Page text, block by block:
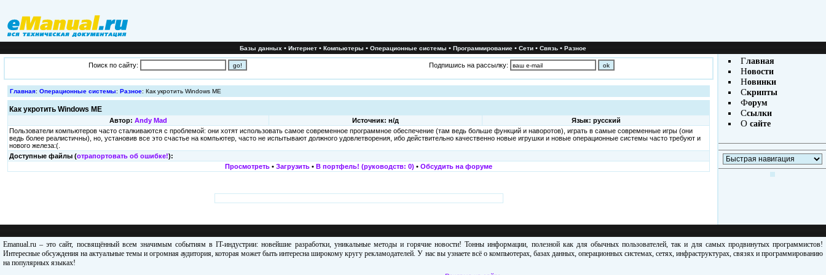
Базы данных•Интернет•Компьютеры•Операционные системы•Программирование•Сети•Связь•Разное
Поиск по сайту: Подпишись на рассылку:
Главная: Операционные системы: Разное: Как укротить Windows ME
Как укротить Windows ME
Автор: Andy Mad Источник: н/д
Язык: русский
Пользователи компьютеров часто сталкиваются с проблемой: они хотят использовать самое современное программное обеспечение (там ведь больше функций и наворотов), играть в самые современные игры (они
ведь более реалистичны), но, установив все это счастье на компьютер, часто не испытывают должного удовлетворения, ибо действительно качественно новые игрушки и новые операционные системы часто требуют и
нового железа:(.
Доступные файлы (отрапортовать об ошибке!):
Просмотреть • Загрузить • В портфель! (руководств: 0) • Обсудить на форуме
Главная
Новости
Новинки
Скрипты
Форум
Ссылки
Осайте
Emanual.ru – это сайт, посвящённый всем значимым событиям в IT-индустрии: новейшие разработки, уникальные методы и горячие новости! Тонны информации, полезной как для обычных пользователей, так и для самых продвинутых программистов!
Интересные обсуждения на актуальные темы и огромная аудитория, которая может быть интересна широкому кругу рекламодателей. У нас вы узнаете всё о компьютерах, базах данных, операционных системах, сетях, инфраструктурах, связях и программированию
на популярных языках!